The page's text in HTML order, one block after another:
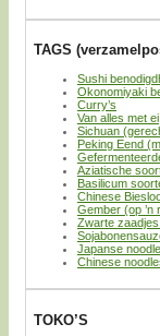
TAGS
Sushi
Okonomiyaki
Curry’s
Van alles met ei
Sichuan
Peking Eend
Aziatische
Basilicum
Chinese
Gember (op ’n
Zwarte zaadjes
Japanse
Chinese
TOKO’S